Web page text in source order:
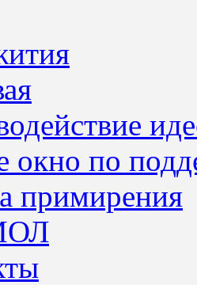
окно по
примирения